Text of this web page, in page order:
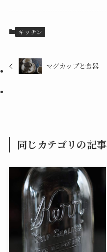
キッチン
マグカップと食器
同じカテゴリの記事